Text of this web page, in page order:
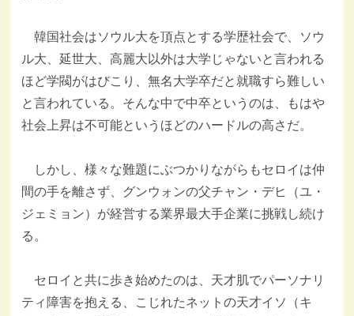
韓国社会はソウル大を頂点とする学歴社会で、ソウ
ル大、延世大、高麗大以外は大学じゃないと言われる
ほど学閥がはびこり、無名大学卒だと就職すら難しい
と言われている。そんな中で中卒というのは、もはや
社会上昇は不可能というほどのハードルの高さだ。
しかし、様々な難題にぶつかりながらもセロイは仲
間の手を離さず、グンウォンの父チャン・デヒ（ユ・
ジェミョン）が経営する業界最大手企業に挑戦し続け
る。
セロイと共に歩き始めたのは、天才肌でパーソナリ
ティ障害を抱える、こじれたネットの天才イソ（キ